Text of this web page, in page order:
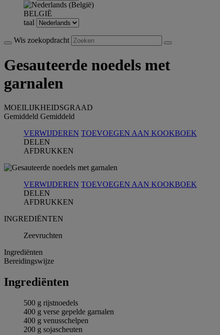
BELGIË
taal
Wis zoekopdracht
Gesauteerde noedels met
garnalen
MOEILIJKHEIDSGRAAD
Gemiddeld Gemiddeld
VERWIJDEREN TOEVOEGEN AAN KOOKBOEK
DELEN
AFDRUKKEN
VERWIJDEREN TOEVOEGEN AAN KOOKBOEK
DELEN
AFDRUKKEN
INGREDIЁNTEN
Zeevruchten
Ingrediёnten
Bereidingswijze
Ingrediёnten
500 g rijstnoedels
400 g verse gepelde garnalen
400 g venusschelpen
200 g sojascheuten